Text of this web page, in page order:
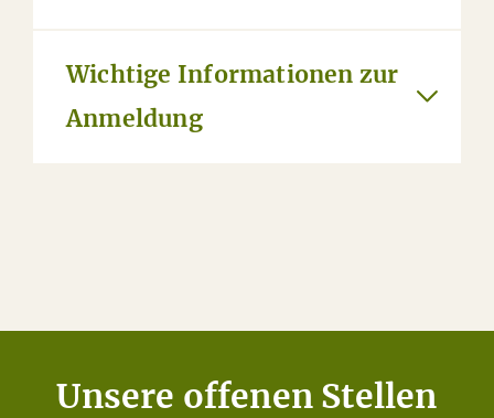
Wichtige Informationen zur
Anmeldung
Unsere offenen Stellen